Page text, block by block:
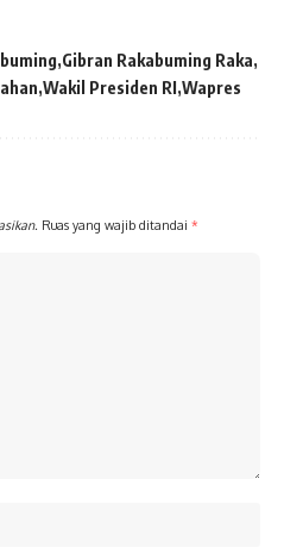
Gibran Rakabuming Raka
Wakil Presiden RI Wapres
Ruas yang wajib ditandai *